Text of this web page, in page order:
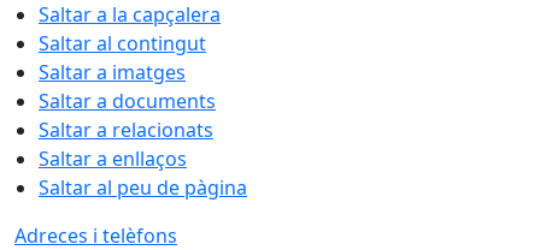
Saltar a la capçalera
Saltar al contingut
Saltar a imatges
Saltar a documents
Saltar a relacionats
Saltar a enllaços
Saltar al peu de pàgina
Adreces i telèfons